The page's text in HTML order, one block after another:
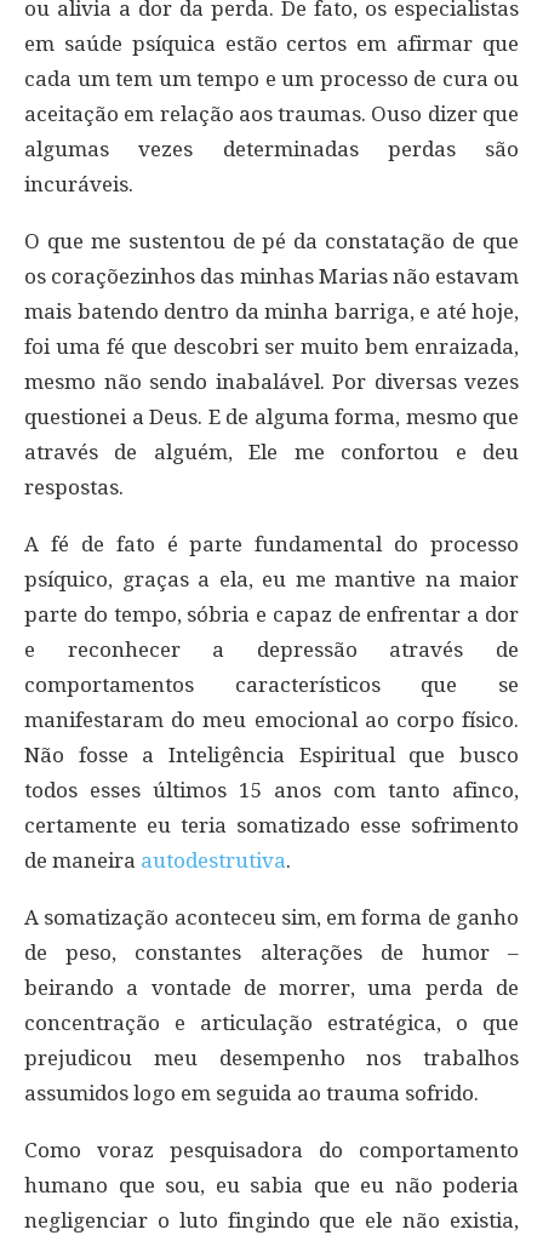
ou alivia a dor da perda. De fato, os especialistas
em saúde psíquica estão certos em afirmar que
cada um tem um tempo e um processo de cura ou
aceitação em relação aos traumas. Ouso dizer que
algumas vezes determinadas perdas são
incuráveis.
O que me sustentou de pé da constatação de que
os coraçõezinhos das minhas Marias não estavam
mais batendo dentro da minha barriga, e até hoje,
foi uma fé que descobri ser muito bem enraizada,
mesmo não sendo inabalável. Por diversas vezes
questionei a Deus. E de alguma forma, mesmo que
através de alguém, Ele me confortou e deu
respostas.
A fé de fato é parte fundamental do processo
psíquico, graças a ela, eu me mantive na maior
parte do tempo, sóbria e capaz de enfrentar a dor
e reconhecer a depressão através de
comportamentos característicos que se
manifestaram do meu emocional ao corpo físico.
Não fosse a Inteligência Espiritual que busco
todos esses últimos 15 anos com tanto afinco,
certamente eu teria somatizado esse sofrimento
de maneira autodestrutiva.
A somatização aconteceu sim, em forma de ganho
de peso, constantes alterações de humor –
beirando a vontade de morrer, uma perda de
concentração e articulação estratégica, o que
prejudicou meu desempenho nos trabalhos
assumidos logo em seguida ao trauma sofrido.
Como voraz pesquisadora do comportamento
humano que sou, eu sabia que eu não poderia
negligenciar o luto fingindo que ele não existia,